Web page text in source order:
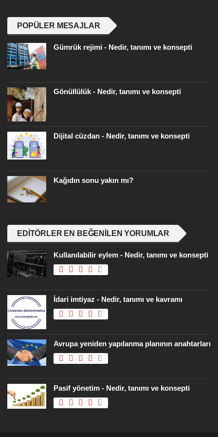
POPÜLER MESAJLAR
Gümrük rejimi - Nedir, tanımı ve konsepti
Gönüllülük - Nedir, tanımı ve konsepti
Dijital cüzdan - Nedir, tanımı ve konsepti
Kağıdın sonu yakın mı?
EDITÖRLER EN BEĞENILEN YORUMLAR
Kullanılabilir eylem - Nedir, tanımı ve konsepti
İdari imtiyaz - Nedir, tanımı ve kavramı
Avrupa yeniden yapılanma planının anahtarları
Pasif yönetim - Nedir, tanımı ve konsepti